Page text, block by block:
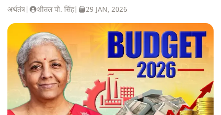
अर्थतंत्र शीतल पी. सिंह| 29 JAN, 2026